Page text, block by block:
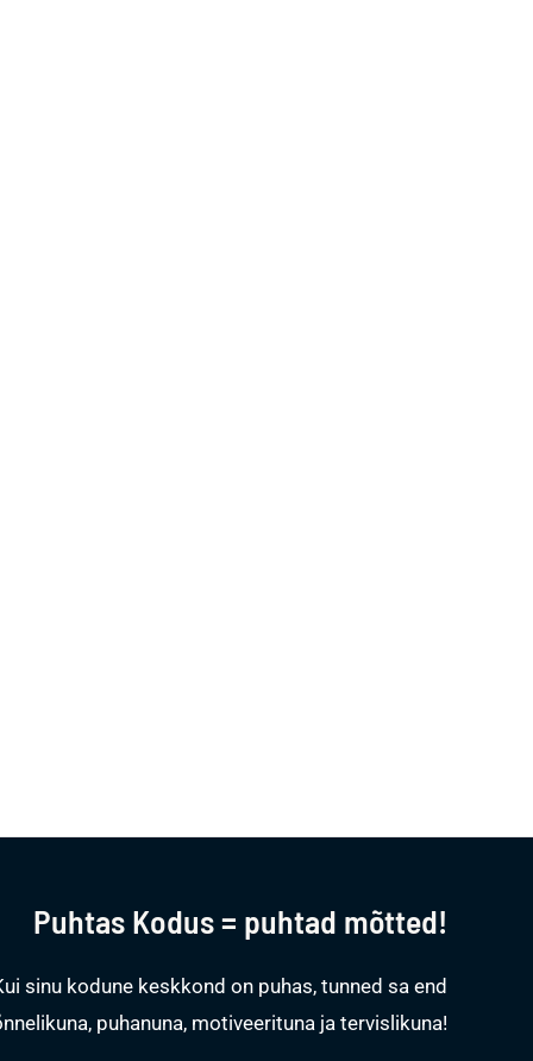
Puhtas Kodus = puhtad mõtted!
sinu kodune keskkond on puhas, tunned sa end
puhanuna, motiveerituna ja tervislikuna!